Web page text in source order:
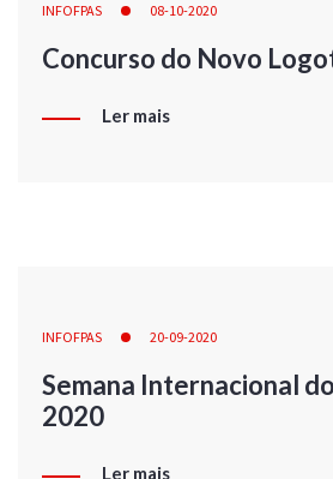
INFOFPAS 08-10-2020
Concurso do Novo
Ler mais
INFOFPAS 20-09-2020
Semana Internacional
2020
Ler mais